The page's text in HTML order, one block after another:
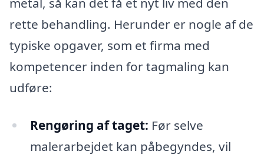
rette behandling. Herunder er nogle af de
typiske opgaver, som et firma med
kompetencer inden for tagmaling kan
udføre:
Rengøring af taget: Før selve
malerarbejdet kan påbegyndes, vil